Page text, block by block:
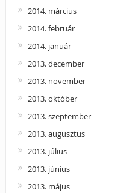
2014. március
2014. február
2014. január
2013. december
2013. november
2013. október
2013. szeptember
2013. augusztus
2013. július
2013. június
2013. május